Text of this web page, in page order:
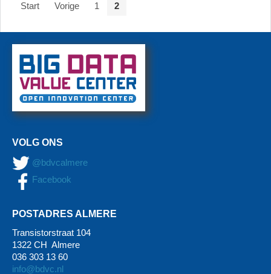
Start Vorige 1 2
VOLG ONS
@bdvcalmere
Facebook
POSTADRES ALMERE
Transistorstraat 104
1322 CH Almere
036 303 13 60
info@bdvc.nl